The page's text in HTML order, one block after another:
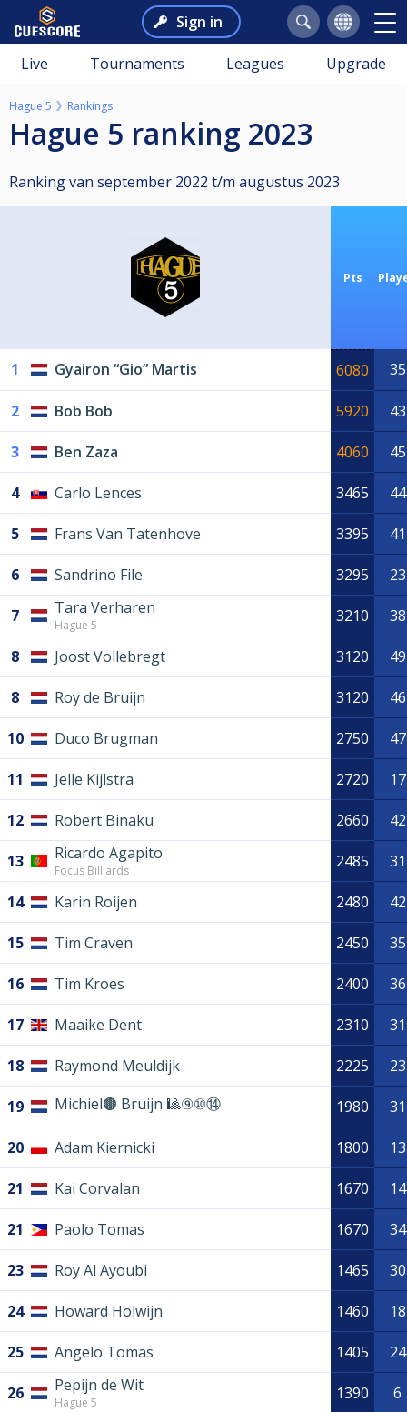
Sign in
Live Tournaments Leagues Upgrade
Hague 5 Rankings
Hague 5 ranking 2023
Ranking van september 2022 t/m augustus 2023
Pts
1 Gyairon “Gio” Martis 6080 35
2 Bob Bob 5920 43
3 Ben Zaza 4060 45
4 Carlo Lences 3465 44
5 Frans Van Tatenhove 3395 41
6 Sandrino File 3295 23
7 Tara Verharen
Hague 5 3210 38
8 Joost Vollebregt 3120 49
8 Roy de Bruijn 3120 46
10 Duco Brugman 2750 47
11 Jelle Kijlstra 2720 17
12 Robert Binaku 2660 42
13 Ricardo Agapito
Focus Billiards 2485 31
14 Karin Roijen 2480 42
15 Tim Craven 2450 35
16 Tim Kroes 2400 36
17 Maaike Dent 2310 31
18 Raymond Meuldijk 2225 23
19 Michiel🟤 Bruijn 🎱⑨⑩⑭ 1980 31
20 Adam Kiernicki 1800 13
21 Kai Corvalan 1670 14
21 Paolo Tomas 1670 34
23 Roy Al Ayoubi 1465 30
24 Howard Holwijn 1460 18
25 Angelo Tomas 1405 24
26 Pepijn de Wit
Hague 5 1390 6